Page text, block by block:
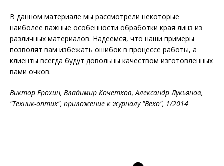
В данном материале мы рассмотрели некоторые
наиболее важные особенности обработки края линз из
различных материалов. Надеемся, что наши примеры
позволят вам избежать ошибок в процессе работы, а
клиенты всегда будут довольны качеством изготовленных
вами очков.
Виктор Ерохин, Владимир Кочетков, Александр Лукьянов,
"Техник-оптик", приложение к журналу "Веко", 1/2014